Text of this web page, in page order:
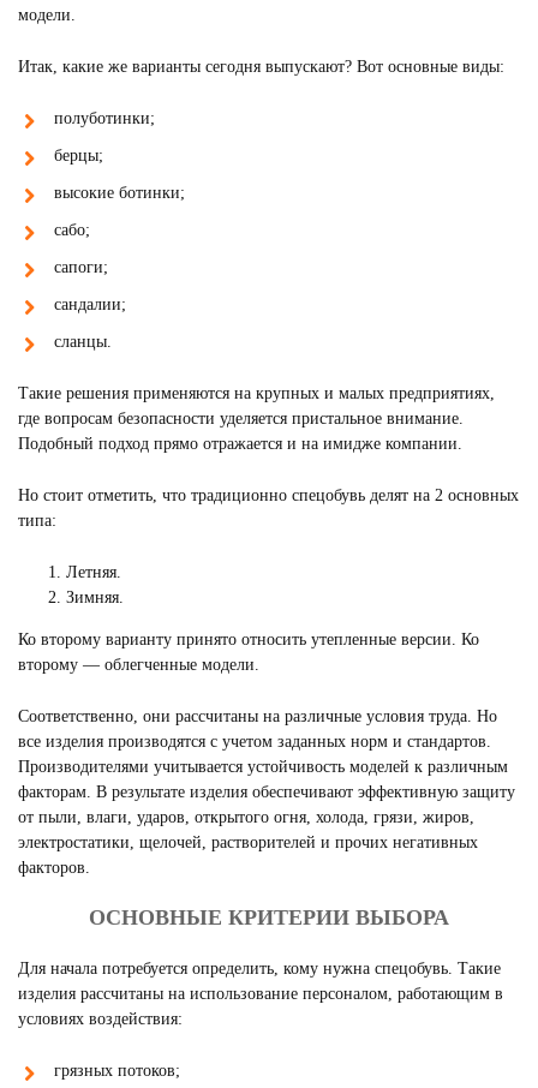
модели.
Итак, какие же варианты сегодня выпускают? Вот основные виды:
полуботинки;
берцы;
высокие ботинки;
сабо;
сапоги;
сандалии;
сланцы.
Такие решения применяются на крупных и малых предприятиях,
где вопросам безопасности уделяется пристальное внимание.
Подобный подход прямо отражается и на имидже компании.
Но стоит отметить, что традиционно спецобувь делят на 2 основных
типа:
Летняя.
Зимняя.
Ко второму варианту принято относить утепленные версии. Ко
второму — облегченные модели.
Соответственно, они рассчитаны на различные условия труда. Но
все изделия производятся с учетом заданных норм и стандартов.
Производителями учитывается устойчивость моделей к различным
факторам. В результате изделия обеспечивают эффективную защиту
от пыли, влаги, ударов, открытого огня, холода, грязи, жиров,
электростатики, щелочей, растворителей и прочих негативных
факторов.
ОСНОВНЫЕ КРИТЕРИИ ВЫБОРА
Для начала потребуется определить, кому нужна спецобувь. Такие
изделия рассчитаны на использование персоналом, работающим в
условиях воздействия:
грязных потоков;